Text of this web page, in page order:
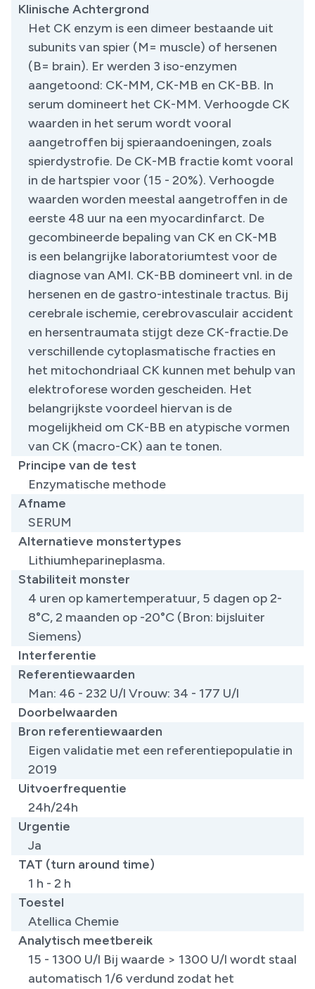
Klinische Achtergrond
Het CK enzym is een dimeer bestaande uit
subunits van spier (M= muscle) of hersenen
(B= brain). Er werden 3 iso-enzymen
aangetoond: CK-MM, CK-MB en CK-BB. In
serum domineert het CK-MM. Verhoogde CK
waarden in het serum wordt vooral
aangetroffen bij spieraandoeningen, zoals
spierdystrofie. De CK-MB fractie komt vooral
in de hartspier voor (15 - 20%). Verhoogde
waarden worden meestal aangetroffen in de
eerste 48 uur na een myocardinfarct. De
gecombineerde bepaling van CK en CK-MB
is een belangrijke laboratoriumtest voor de
diagnose van AMI. CK-BB domineert vnl. in de
hersenen en de gastro-intestinale tractus. Bij
cerebrale ischemie, cerebrovasculair accident
en hersentraumata stijgt deze CK-fractie.De
verschillende cytoplasmatische fracties en
het mitochondriaal CK kunnen met behulp van
elektroforese worden gescheiden. Het
belangrijkste voordeel hiervan is de
mogelijkheid om CK-BB en atypische vormen
van CK (macro-CK) aan te tonen.
Principe van de test
Enzymatische methode
Afname
SERUM
Alternatieve monstertypes
Lithiumheparineplasma.
Stabiliteit monster
4 uren op kamertemperatuur, 5 dagen op 2-
8°C, 2 maanden op -20°C (Bron: bijsluiter
Siemens)
Interferentie
Referentiewaarden
Man: 46 - 232 U/l Vrouw: 34 - 177 U/l
Doorbelwaarden
Bron referentiewaarden
Eigen validatie met een referentiepopulatie in
2019 ​
Uitvoerfrequentie
24h/24h
Urgentie
Ja
TAT (turn around time)
1 h - 2 h
Toestel
Atellica Chemie
Analytisch meetbereik
15 - 1300 U/l Bij waarde > 1300 U/l wordt staal
automatisch 1/6 verdund zodat het